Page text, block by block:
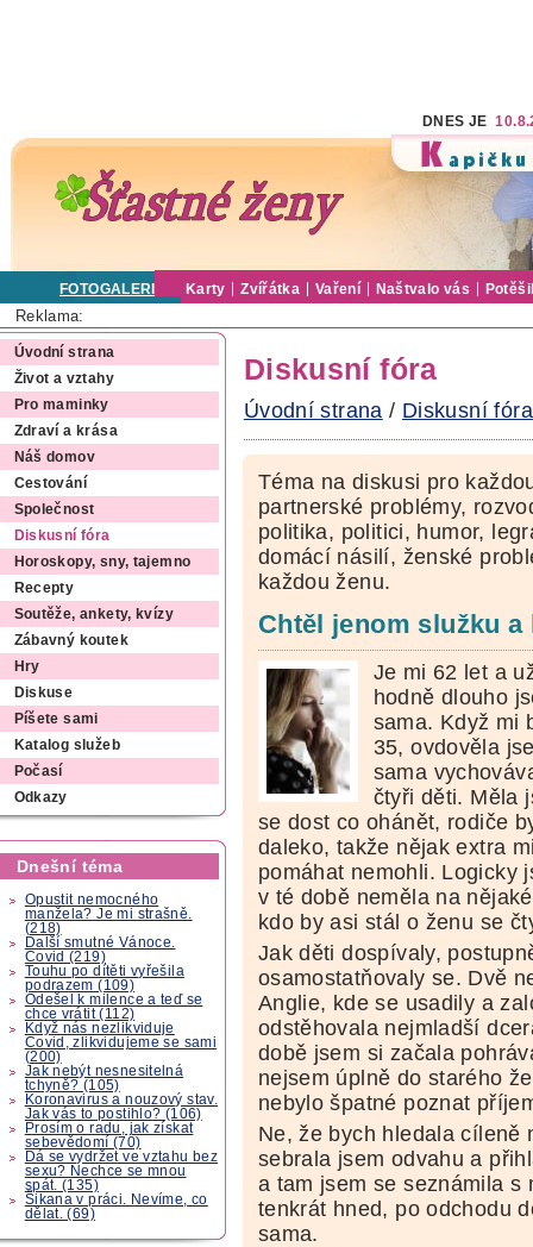
DNES JE
FOTOGALERIE Karty Zvířátka Vaření Naštvalo vás
Reklama:
Úvodní strana
Život a vztahy
Pro maminky
Zdraví a krása
Náš domov
Cestování
Společnost
Diskusní fóra
Horoskopy, sny, tajemno
Recepty
Soutěže, ankety, kvízy
Zábavný koutek
Hry
Diskuse
Píšete sami
Katalog služeb
Počasí
Odkazy
Dnešní téma
Opustit nemocného
manžela? Je mi strašně.
(218)
Další smutné Vánoce.
Covid (219)
Touhu po dítěti vyřešila
podrazem (109)
Odešel k milence a teď se
chce vrátit (112)
Když nás nezlikviduje
Covid, zlikvidujeme se sami
(200)
Jak nebýt nesnesitelná
tchyně? (105)
Koronavirus a nouzový stav.
Jak vás to postihlo? (106)
Prosím o radu, jak získat
sebevědomí (70)
Dá se vydržet ve vztahu bez
sexu? Nechce se mnou
spát. (135)
Šikana v práci. Nevíme, co
dělat. (69)
Diskusní fóra
Úvodní strana / Diskusní fóra
Téma na diskusi pro
partnerské problémy,
politika, politici, humor,
domácí násilí, ženské
každou ženu.
Chtěl jenom služku a
Je mi 62 let a
hodně dlouho
sama. Když mi
35, ovdověla
sama
čtyři děti. Měla
se dost co ohánět, rodiče
daleko, takže nějak extra
pomáhat nemohli. Logicky
v té době neměla na
kdo by asi stál o ženu se
Jak děti dospívaly,
osamostatňovaly se. Dvě
Anglie, kde se usadily a
odstěhovala nejmladší
době jsem si začala
nejsem úplně do starého
nebylo špatné poznat
Ne, že bych hledala cíleně
sebrala jsem odvahu a
a tam jsem se seznámila s
tenkrát hned, po odchodu
sama.